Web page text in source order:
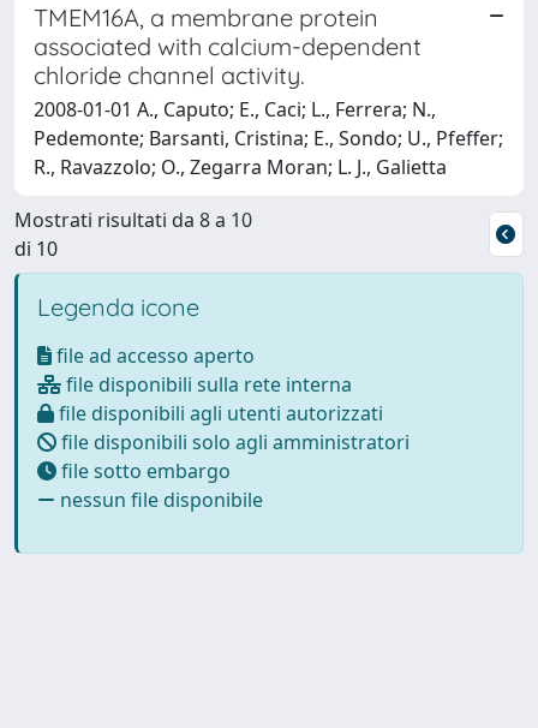
TMEM16A, a membrane protein
associated with calcium-dependent
chloride channel activity.
2008-01-01 A., Caputo; E., Caci; L., Ferrera; N.,
Pedemonte; Barsanti, Cristina; E., Sondo; U., Pfeffer;
R., Ravazzolo; O., Zegarra Moran; L. J., Galietta
Mostrati risultati da 8 a 10
di 10
Legenda icone
file ad accesso aperto
file disponibili sulla rete interna
file disponibili agli utenti autorizzati
file disponibili solo agli amministratori
file sotto embargo
nessun file disponibile